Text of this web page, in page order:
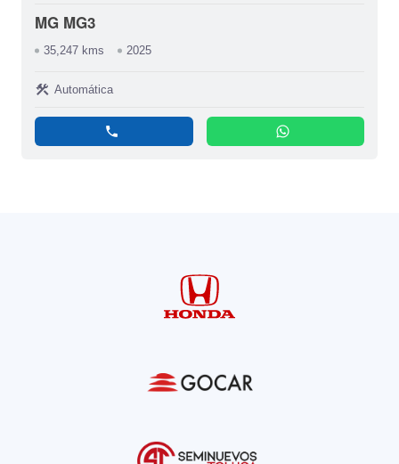
MG MG3
35,247 kms 2025
construction Automática
phone whatsapp